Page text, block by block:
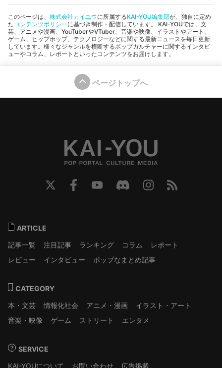
このページは、 株式会社カイユウに所属するKAI-YOU編集部が、独自に定め
たコンテンツポリシーに基づき制作・配信しています。 KAI-YOUでは、文
芸、アニメや漫画、YouTuberやVTuber、音楽や映像、イラストやアート、
ゲーム、ヒップホップ、テクノロジーなどに関する最新ニュースを毎日更新
しています。様々なジャンルを横断するポップカルチャーに関するインタビ
ューやコラム、レポートといったコンテンツをお届けします。
ページトップへ
ARTICLE
記事一覧
注目記事 ランキング コラム
レポート
レビュー
インタビュー ポップなまとめ記事
CATEGORY
本・文芸
情報化社会 アニメ・漫画
イラスト・アート
音楽・映像
ゲーム ストリート エンタメ
SERVICE
KAI-YOUについて
お問い合わせ 広告掲載